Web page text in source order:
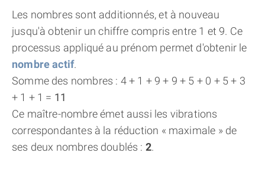
Les nombres sont additionnés, et à nouveau
jusqu'à obtenir un chiffre compris entre 1 et 9. Ce
processus appliqué au prénom permet d'obtenir le
nombre actif.
Somme des nombres : 4 + 1 + 9 + 9 + 5 + 0 + 5 + 3
+ 1 + 1 = 11
Ce maître-nombre émet aussi les vibrations
correspondantes à la réduction « maximale » de
ses deux nombres doublés : 2.